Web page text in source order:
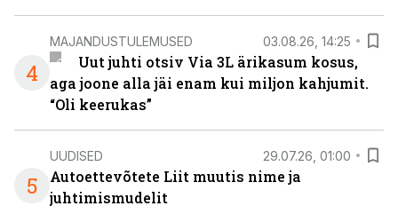
4
MAJANDUSTULEMUSED 03.08.26, 14:25
Uut juhti otsiv Via 3L ärikasum kosus,
aga joone alla jäi enam kui miljon kahjumit.
“Oli keerukas”
5
UUDISED 29.07.26, 01:00
Autoettevõtete Liit muutis nime ja
juhtimismudelit